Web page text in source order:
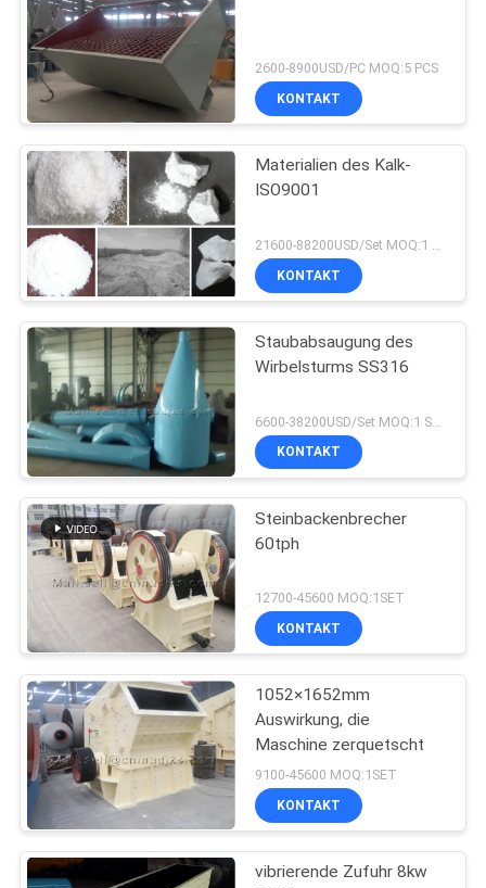
2600-8900USD/PC MOQ:5 PCS
KONTAKT
Materialien des Kalk-
ISO9001
KONTAKT
Staubabsaugung des
Wirbelsturms SS316
KONTAKT
Steinbackenbrecher
60tph
12700-45600 MOQ:1SET
KONTAKT
1052×1652mm
Auswirkung, die
Maschine zerquetscht
9100-45600 MOQ:1SET
KONTAKT
vibrierende Zufuhr 8kw